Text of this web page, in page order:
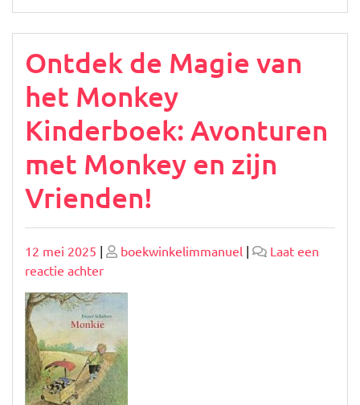
Ontdek de Magie van
het Monkey
Kinderboek: Avonturen
met Monkey en zijn
Vrienden!
Geplaatst
op
12 mei 2025 | Geplaatst
boekwinkelimmanuel |
Laat een
reactie achterop
Ontdek
Magie
van
het
Monkey